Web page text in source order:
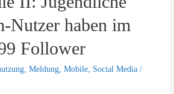
Nutzer haben im
Follower
,Meldung ,Mobile Social Media /